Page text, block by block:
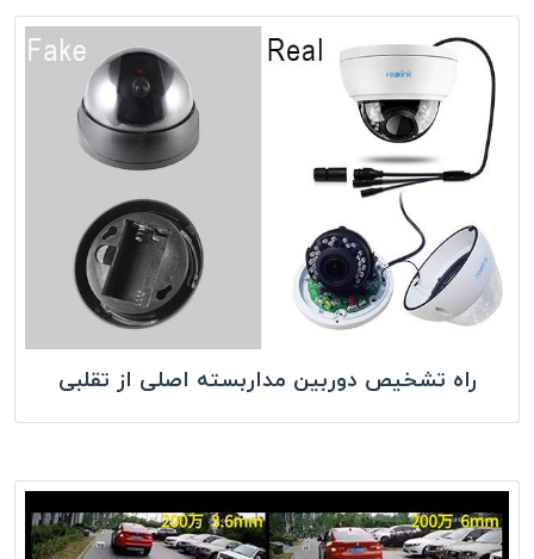
راه تشخیص دوربین مداربسته اصلی از تقلبی